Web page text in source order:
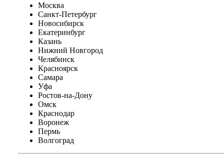
Москва
Санкт-Петербург
Новосибирск
Екатеринбург
Казань
Нижний Новгород
Челябинск
Красноярск
Самара
Уфа
Ростов-на-Дону
Омск
Краснодар
Воронеж
Пермь
Волгоград